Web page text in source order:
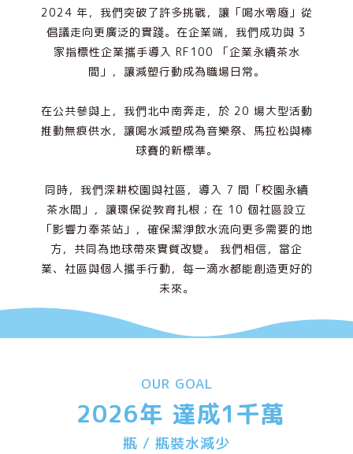
2024 年，我們突破了許多挑戰，讓「喝水零廢」從
倡議走向更廣泛的實踐。在企業端，我們成功與 3
家指標性企業攜手導入 RF100 「企業永續茶水
間」，讓減塑行動成為職場日常。
在公共參與上，我們北中南奔走，於 20 場大型活動
推動無痕供水，讓喝水減塑成為音樂祭、馬拉松與棒
球賽的新標準。
同時，我們深耕校園與社區，導入 7 間「校園永續
茶水間」，讓環保從教育扎根；在 10 個社區設立
「影響力奉茶站」，確保潔淨飲水流向更多需要的地
方，共同為地球帶來實質改變。 我們相信，當企
業、社區與個人攜手行動，每一滴水都能創造更好的
未來。
OUR GOAL
2026年 達成1千萬
瓶 / 瓶裝水減少